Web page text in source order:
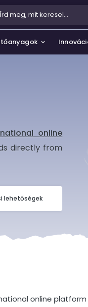
online
directly from
lehetőségek
online